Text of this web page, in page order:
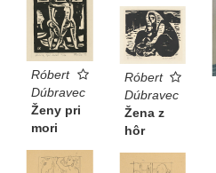
Róbert
Dúbravec
Ženy pri
mori
Róbert
Dúbravec
Žena z
hôr